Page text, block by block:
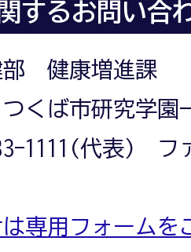
するお問い合
部 健康増進課
くば市研究学園
1111(代表) フ
専用フォームを